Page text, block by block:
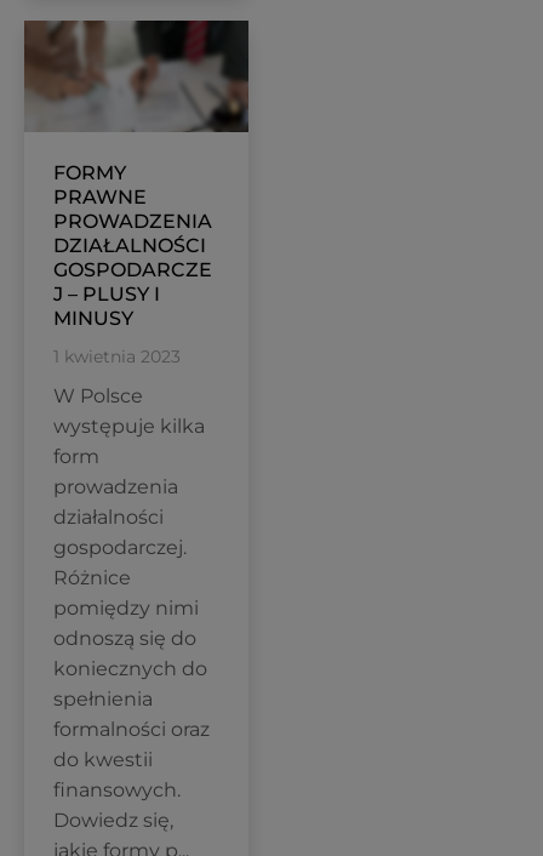
FORMY
PRAWNE
PROWADZENIA
DZIAŁALNOŚCI
GOSPODARCZE
J – PLUSY I
MINUSY
1 kwietnia 2023
W Polsce
występuje kilka
form
prowadzenia
działalności
gospodarczej.
Różnice
pomiędzy nimi
odnoszą się do
koniecznych do
spełnienia
formalności oraz
do kwestii
finansowych.
Dowiedz się,
jakie formy p...